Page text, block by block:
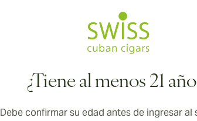
¿Tiene al menos 21
Debe confirmar su edad antes de ingresar al
¡Envío internacional disponible a